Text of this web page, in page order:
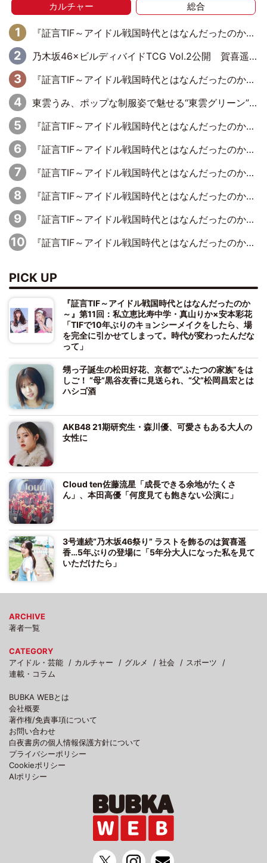
カルチャー 総合
『証言TIF～アイドル戦国時代とはなんだったのか～』第10回：さくら学院・武藤彩未×飯田らうら「正直、中3で辞めるというのを信じてなくて。そう言われてはいたけど、嘘でしょって」
乃木坂46×ビルディバイドTCG Vol.2公開 賀喜遥香＆田村真佑が『京まふ』ステージに登壇
『証言TIF～アイドル戦国時代とはなんだったのか～』第11回：私立恵比寿中学・真山りか×安本彩花「TIFで10年ぶりのキョンシーメイクをしたら、場を完全に引かせてしまって。時代が変わったんだなって」
東雲うみ、ポップな制服姿で魅せる“東雲グリーン”の正体
『証言TIF～アイドル戦国時代とはなんだったのか～』第8回：Negicco・Nao☆×Megu×Kaede「東京からオファーが来たのと、梨の皮剥きとどっちが大事なんだって」
『証言TIF～アイドル戦国時代とはなんだったのか～』第5回：元SUPER☆GiRLS・八坂沙織×宮崎理奈「パワープッシュアーティストみたいなのがあって、イトーヨーカドーさんがスポンサーについたり」
『証言TIF～アイドル戦国時代とはなんだったのか～』第1回：元アイドリング!!!・遠藤舞×森田涼花「ももクロを初めて見て、アイドリング!!!は無理だな、勝てないなって」
『証言TIF～アイドル戦国時代とはなんだったのか～』第7回：BiS・プー・ルイ×ミチバヤシリオ「誰もパンツは投げないですからね。でも、特に話題になった記憶もないです（笑）」
『証言TIF～アイドル戦国時代とはなんだったのか～』第2回【完全版】：元ぱすぽ☆・根岸愛×奥仲麻琴「……じつは、話はあったんですよ」復活宣言の約10カ月前に語っていた、再フライトの兆し
『証言TIF～アイドル戦国時代とはなんだったのか～』第2回：元ぱすぽ☆・根岸愛×奥仲麻琴「デビュー当初はペラペラの衣装をドンキで買って、装飾を自分たちで縫ってました」
PICK UP
『証言TIF～アイドル戦国時代とはなんだったのか
～』第11回：私立恵比寿中学・真山りか×安本彩花
「TIFで10年ぶりのキョンシーメイクをしたら、場
を完全に引かせてしまって。時代が変わったんだな
って」
甥っ子誕生の松田好花、京都で“ふたつの家族”をは
しご！ “母”黒谷友香に見送られ、“父”松岡昌宏とは
ハシゴ酒
AKB48 21期研究生・森川優、可愛さもある大人の
女性に
Cloud ten佐藤流星「成長できる余地がたくさ
ん」、本田高優「何度見ても飽きない公演に」
3号連続“乃木坂46祭り” ラストを飾るのは賀喜遥
香…5年ぶりの登場に「5年分大人になった私を見て
いただけたら」
ARCHIVE
著者一覧
CATEGORY
アイドル・芸能
カルチャー グルメ 社会
スポーツ
連載・コラム
BUBKA WEBとは
会社概要
著作権/免責事項について
お問い合わせ
白夜書房の個人情報保護方針について
プライバシーポリシー
Cookieポリシー
AIポリシー